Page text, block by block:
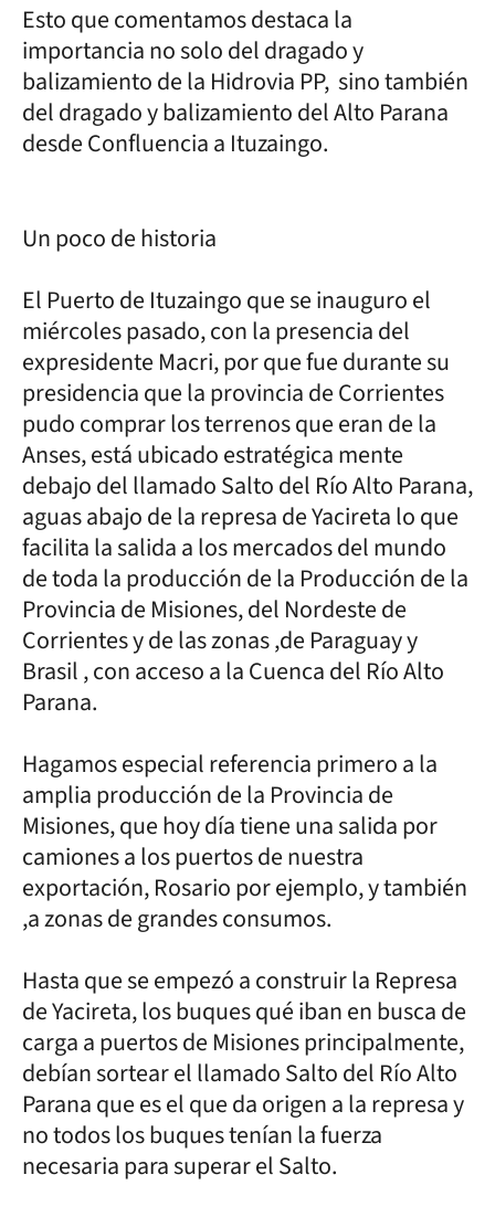
Esto que comentamos destaca la
importancia no solo del dragado y
balizamiento de la Hidrovia PP, sino también
del dragado y balizamiento del Alto Parana
desde Confluencia a Ituzaingo.
Un poco de historia
El Puerto de Ituzaingo que se inauguro el
miércoles pasado, con la presencia del
expresidente Macri, por que fue durante su
presidencia que la provincia de Corrientes
pudo comprar los terrenos que eran de la
Anses, está ubicado estratégica mente
debajo del llamado Salto del Río Alto Parana,
aguas abajo de la represa de Yacireta lo que
facilita la salida a los mercados del mundo
de toda la producción de la Producción de la
Provincia de Misiones, del Nordeste de
Corrientes y de las zonas ,de Paraguay y
Brasil , con acceso a la Cuenca del Río Alto
Parana.
Hagamos especial referencia primero a la
amplia producción de la Provincia de
Misiones, que hoy día tiene una salida por
camiones a los puertos de nuestra
exportación, Rosario por ejemplo, y también
,a zonas de grandes consumos.
Hasta que se empezó a construir la Represa
de Yacireta, los buques qué iban en busca de
carga a puertos de Misiones principalmente,
debían sortear el llamado Salto del Río Alto
Parana que es el que da origen a la represa y
no todos los buques tenían la fuerza
necesaria para superar el Salto.